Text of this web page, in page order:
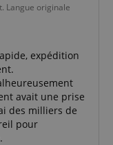
Langue originale
expédition
avait une prise
des milliers de
pour
des
que la